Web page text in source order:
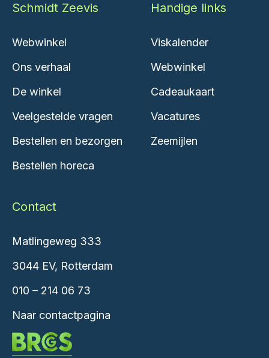
Schmidt Zeevis
Webwinkel
Ons verhaal
De winkel
Veelgestelde vragen
Bestellen en bezorgen
Bestellen horeca
Handige links
Viskalender
Webwinkel
Cadeaukaart
Vacatures
Zeemijlen
Contact
Matlingeweg 333
3044 EV, Rotterdam
010 – 214 06 73
Naar contactpagina